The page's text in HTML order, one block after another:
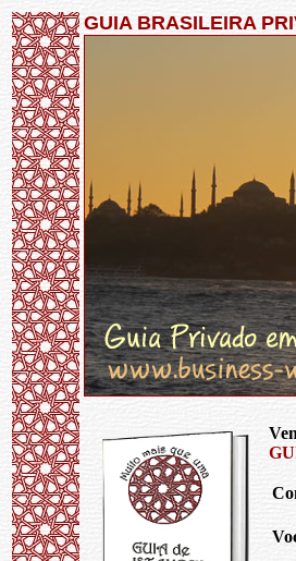
GUIA BRASILEIRA